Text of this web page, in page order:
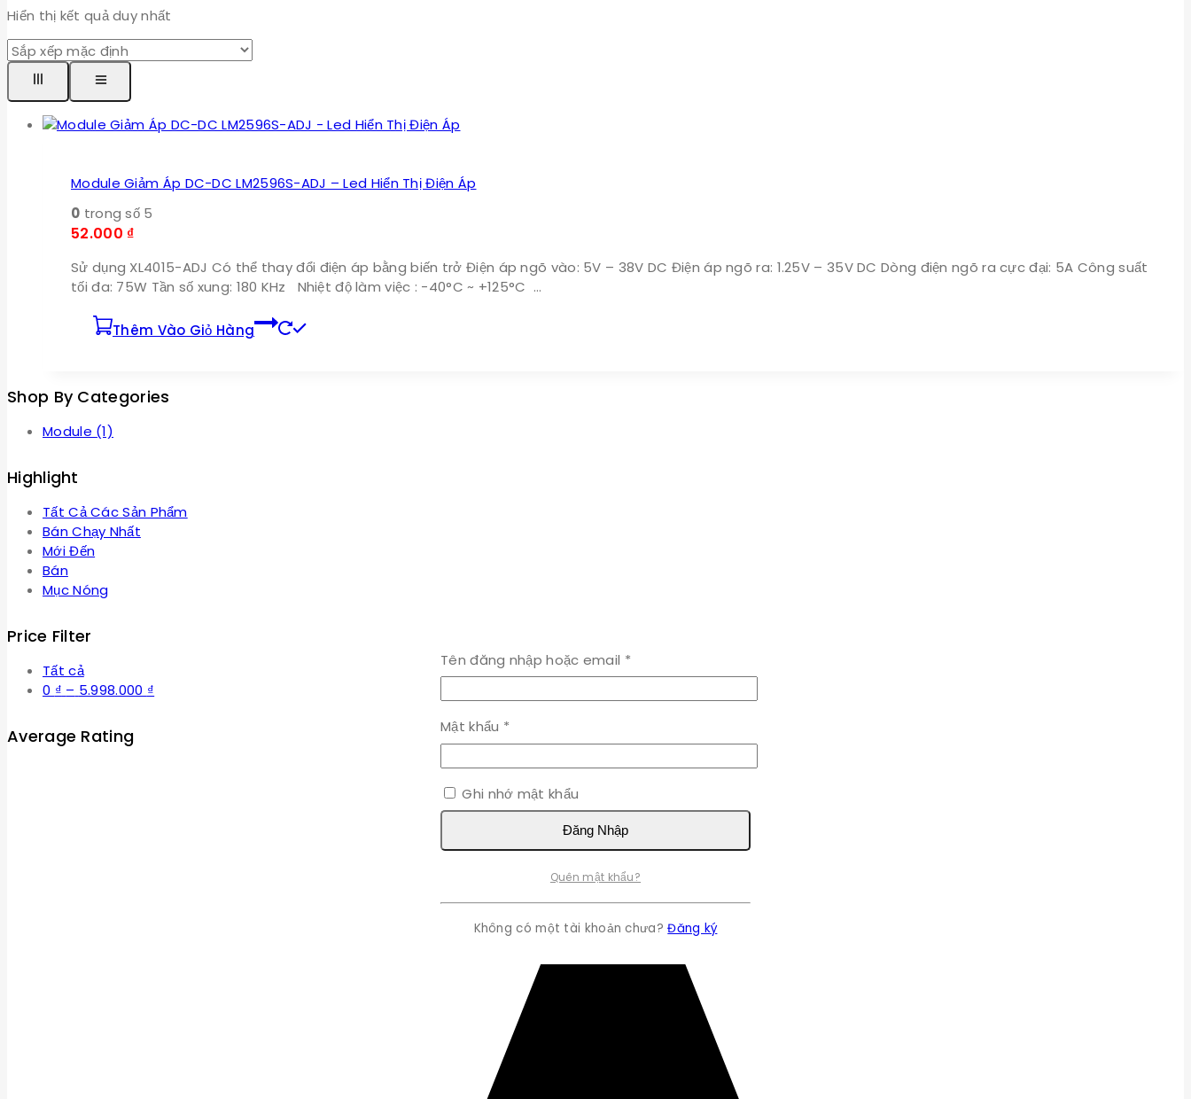
Hiển thị kết quả duy nhất
Module Giảm Áp DC-DC LM2596S-ADJ – Led Hiển Thị Điện Áp
0 trong số 5
52.000 ₫
Sử dụng XL4015-ADJ Có thể thay đổi điện áp bằng biến trở Điện áp ngõ vào: 5V – 38V DC Điện áp ngõ ra: 1.25V – 35V DC Dòng điện ngõ ra cực đại: 5A Công suất
tối đa: 75W Tần số xung: 180 KHz Nhiệt độ làm việc : -40°C ~ +125°C …
Thêm Vào Giỏ Hàng
Shop By Categories
Module (1)
Highlight
Tất Cả Các Sản Phẩm
Bán Chạy Nhất
Mới Đến
Bán
Mục Nóng
Price Filter
Tất cả
0 ₫ – 5.998.000 ₫
Average Rating
Tên đăng nhập hoặc email *Bắt
buộc
Mật khẩu *
buộc
Ghi nhớ mật khẩu
Đăng Nhập
Quên mật khẩu?
Không có một tài khoản chưa?Đăng ký